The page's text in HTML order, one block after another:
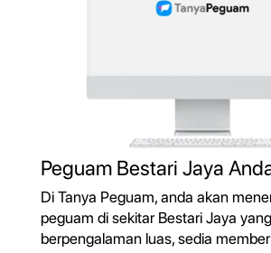
Peguam Bestari Jaya
Di Tanya Peguam, anda akan
peguam di sekitar Bestari Jaya yang
berpengalaman luas, sedia